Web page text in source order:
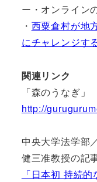
ー・オンライン
・ 西粟倉村が地
にチャレンジす
関連リンク
「森のうなぎ」
http://
中央大学法学部
健三准教授の記
「日本初 持続